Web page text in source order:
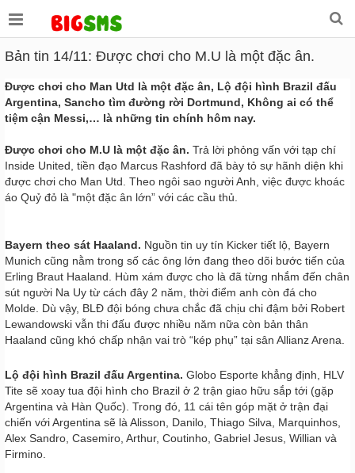
Bản tin 14/11: Được chơi cho M.U là một đặc ân.
Được chơi cho Man Utd là một đặc ân, Lộ đội hình Brazil đấu
Argentina, Sancho tìm đường rời Dortmund, Không ai có thể
tiệm cận Messi,… là những tin chính hôm nay.
Được chơi cho M.U là một đặc ân. Trả lời phỏng vấn với tạp chí
Inside United, tiền đạo Marcus Rashford đã bày tỏ sự hãnh diện khi
được chơi cho Man Utd. Theo ngôi sao người Anh, việc được khoác
áo Quỷ đỏ là "một đặc ân lớn” với các cầu thủ.
Bayern theo sát Haaland. Nguồn tin uy tín Kicker tiết lộ, Bayern
Munich cũng nằm trong số các ông lớn đang theo dõi bước tiến của
Erling Braut Haaland. Hùm xám được cho là đã từng nhắm đến chân
sút người Na Uy từ cách đây 2 năm, thời điểm anh còn đá cho
Molde. Dù vậy, BLĐ đội bóng chưa chắc đã chịu chi đậm bởi Robert
Lewandowski vẫn thi đấu được nhiều năm nữa còn bản thân
Haaland cũng khó chấp nhận vai trò “kép phụ” tại sân Allianz Arena.
Lộ đội hình Brazil đấu Argentina. Globo Esporte khẳng định, HLV
Tite sẽ xoay tua đội hình cho Brazil ở 2 trận giao hữu sắp tới (gặp
Argentina và Hàn Quốc). Trong đó, 11 cái tên góp mặt ở trận đại
chiến với Argentina sẽ là Alisson, Danilo, Thiago Silva, Marquinhos,
Alex Sandro, Casemiro, Arthur, Coutinho, Gabriel Jesus, Willian và
Firmino.